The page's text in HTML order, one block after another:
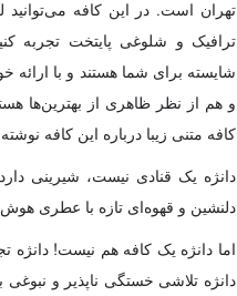
تهران است. در این کافه می‌توانید
ترافیک و شلوغی پایتخت تجربه
شایسته‌ برای شما هستند و با ارائه
و هم از نظر ظاهری از بهترین‌ها
کافه متنی زیبا درباره این کافه
دانژه یک قنادی نیست، شیرینی
دلنشین و قهوه‌ای تازه با عطری
اما دانژه یک کافه هم نیست! دانژه
دانژه تلاشی خستگی ناپذیر و